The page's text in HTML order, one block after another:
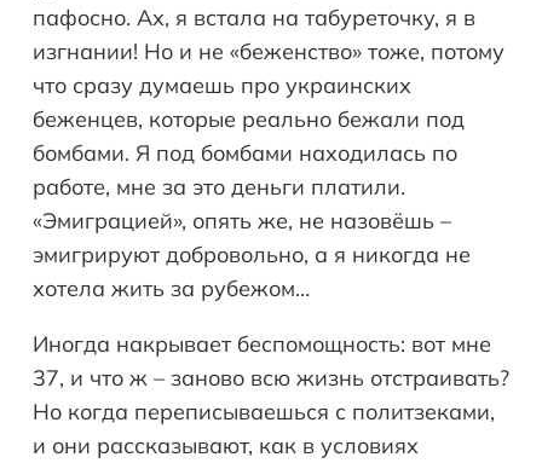
пафосно. Ах, я встала на табуреточку, я в
изгнании! Но и не «беженство» тоже, потому
что сразу думаешь про украинских
беженцев, которые реально бежали под
бомбами. Я под бомбами находилась по
работе, мне за это деньги платили.
«Эмиграцией», опять же, не назовёшь –
эмигрируют добровольно, а я никогда не
хотела жить за рубежом…
Иногда накрывает беспомощность: вот мне
37, и что ж – заново всю жизнь отстраивать?
Но когда переписываешься с политзеками,
и они рассказывают, как в условиях